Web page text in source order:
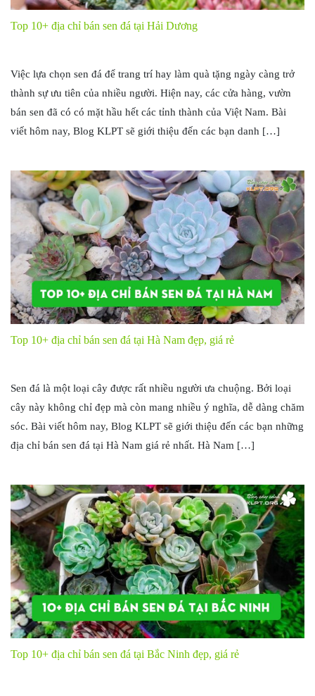
Top 10+ địa chỉ bán sen đá tại Hải Dương
Việc lựa chọn sen đá để trang trí hay làm quà tặng ngày càng trở
thành sự ưu tiên của nhiều người. Hiện nay, các cửa hàng, vườn
bán sen đã có có mặt hầu hết các tỉnh thành của Việt Nam. Bài
viết hôm nay, Blog KLPT sẽ giới thiệu đến các bạn danh […]
Top 10+ địa chỉ bán sen đá tại Hà Nam đẹp, giá rẻ
Sen đá là một loại cây được rất nhiều người ưa chuộng. Bởi loại
cây này không chỉ đẹp mà còn mang nhiều ý nghĩa, dễ dàng chăm
sóc. Bài viết hôm nay, Blog KLPT sẽ giới thiệu đến các bạn những
địa chỉ bán sen đá tại Hà Nam giá rẻ nhất. Hà Nam […]
Top 10+ địa chỉ bán sen đá tại Bắc Ninh đẹp, giá rẻ